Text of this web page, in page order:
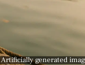
Artificially generated